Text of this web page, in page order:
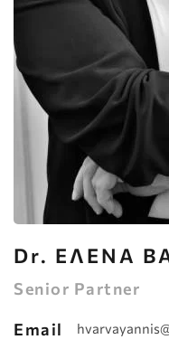
Dr. ΕΛΕΝΑ
Senior Partner
Email